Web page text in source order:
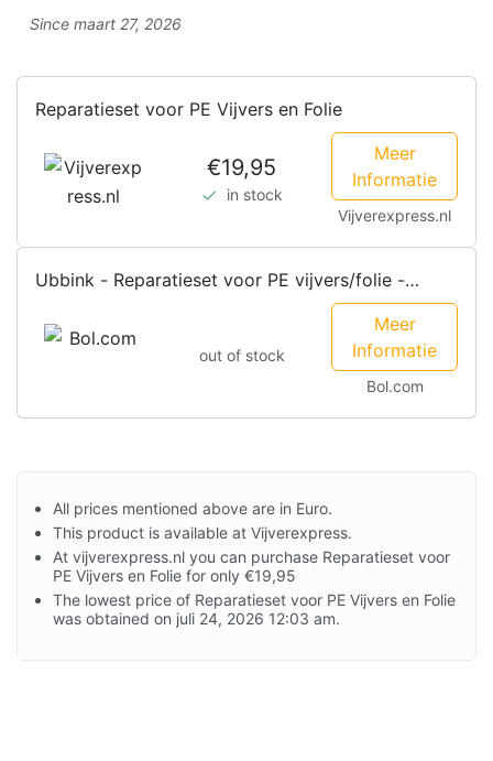
Since maart 27, 2026
Reparatieset voor PE Vijvers en Folie
€19,95
in stock
Meer
Informatie
Vijverexpress.nl
Ubbink - Reparatieset voor PE vijvers/folie -
out of stock
Meer
Informatie
Bol.com
All prices mentioned above are in Euro.
This product is available at Vijverexpress.
At vijverexpress.nl you can purchase Reparatieset voor
PE Vijvers en Folie for only €19,95
The lowest price of Reparatieset voor PE Vijvers en Folie
was obtained on juli 24, 2026 12:03 am.